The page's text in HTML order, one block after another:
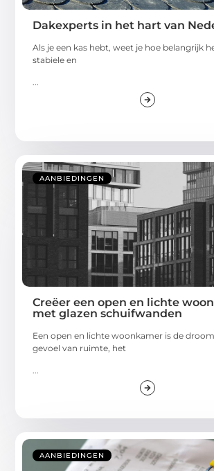
Dakexperts in het hart van
Als je een kas hebt, weet je hoe belangrijk
stabiele en
...
AANBIEDINGEN
Creëer een open en lichte
met glazen schuifwanden
Een open en lichte woonkamer is de
gevoel van ruimte, het
...
AANBIEDINGEN